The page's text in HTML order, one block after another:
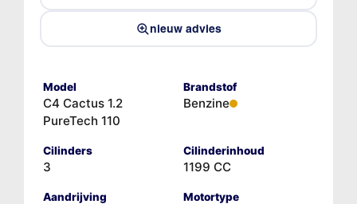
nieuw advies
Model
C4 Cactus 1.2
PureTech 110
Brandstof
Benzine
Cilinders
3
Cilinderinhoud
1199 CC
Aandrijving Motortype